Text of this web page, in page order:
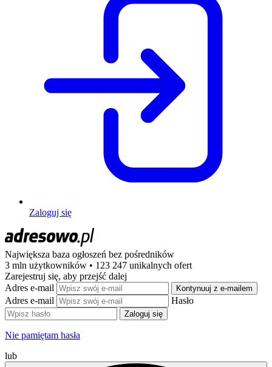
Zaloguj się
Największa baza ogłoszeń bez pośredników
3 mln użytkowników • 123 247 unikalnych ofert
Zarejestruj się, aby przejść dalej
Adres e-mail
Kontynuuj z e-mailem
Adres e-mail Hasło
Zaloguj się
Nie pamiętam hasła
lub